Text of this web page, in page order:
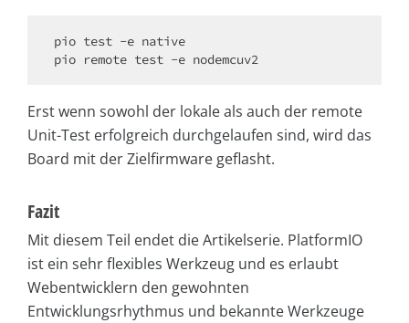
pio test -e native
pio remote test -e nodemcuv2
Erst wenn sowohl der lokale als auch der remote
Unit-Test erfolgreich durchgelaufen sind, wird das
Board mit der Zielfirmware geflasht.
Fazit
Mit diesem Teil endet die Artikelserie. PlatformIO
ist ein sehr flexibles Werkzeug und es erlaubt
Webentwicklern den gewohnten
Entwicklungsrhythmus und bekannte Werkzeuge